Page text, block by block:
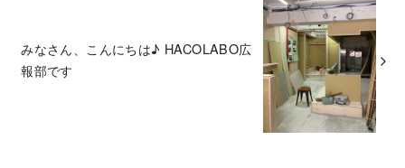
みなさん、こんにちは♪ HACOLABO広
報部です